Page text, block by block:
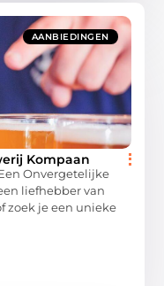
AANBIEDINGEN
Kompaan
Onvergetelijke
liefhebber van
zoek je een unieke